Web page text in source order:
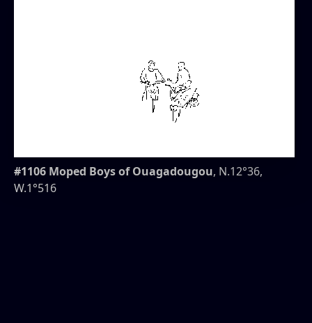
#1106 Moped Boys of Ouagadougou, N.12°36,
W.1°516